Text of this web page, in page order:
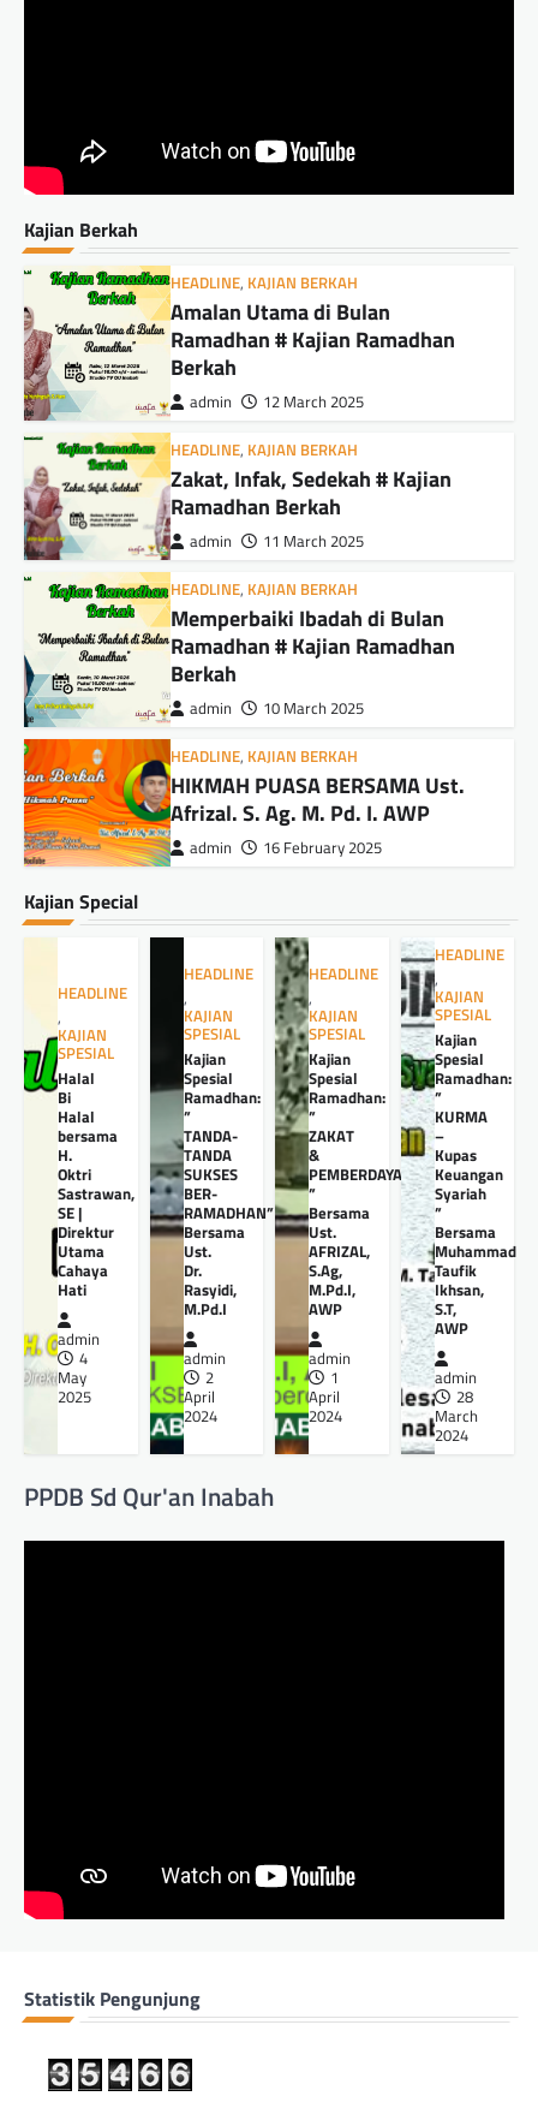
Kajian Berkah
HEADLINE, KAJIAN BERKAH
Amalan Utama di Bulan
Ramadhan # Kajian Ramadhan
Berkah
admin 12 March 2025
HEADLINE, KAJIAN BERKAH
Zakat, Infak, Sedekah # Kajian
Ramadhan Berkah
admin 11 March 2025
HEADLINE, KAJIAN BERKAH
Memperbaiki Ibadah di Bulan
Ramadhan # Kajian Ramadhan
Berkah
admin 10 March 2025
HEADLINE, KAJIAN BERKAH
HIKMAH PUASA BERSAMA Ust.
Afrizal. S. Ag. M. Pd. I. AWP
admin 16 February 2025
Kajian Special
HEADLINE
,
KAJIAN
SPESIAL
Halal
Bi
Halal
bersama
H.
Oktri
Sastrawan,
SE |
Direktur
Utama
Cahaya
Hati
admin
4
May
2025
HEADLINE
,
KAJIAN
SPESIAL
Kajian
Spesial
Ramadhan:
”
TANDA-
TANDA
SUKSES
BER-
RAMADHAN”
Bersama
Ust.
Dr.
Rasyidi,
M.Pd.I
admin
2
April
2024
HEADLINE
,
KAJIAN
SPESIAL
Kajian
Spesial
Ramadhan:
”
ZAKAT
&
PEMBERDAYAANNYA
”
Bersama
Ust.
AFRIZAL,
S.Ag,
M.Pd.I,
AWP
admin
1
April
2024
HEADLINE
,
KAJIAN
SPESIAL
Kajian
Spesial
Ramadhan:
”
KURMA
–
Kupas
Keuangan
Syariah
”
Bersama
Muhammad
Taufik
Ikhsan,
S.T,
AWP
admin
28
March
2024
PPDB Sd Qur'an Inabah
Statistik Pengunjung